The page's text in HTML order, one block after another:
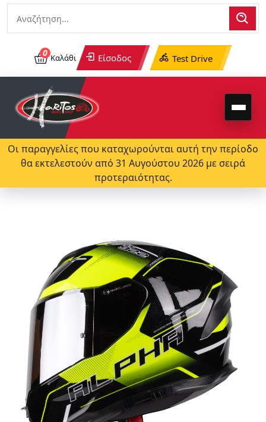
0 Καλάθι Είσοδος Test Drive
Οι παραγγελίες που καταχωρούνται αυτή την περίοδο
θα εκτελεστούν από 31 Αυγούστου 2026 με σειρά
προτεραιότητας.